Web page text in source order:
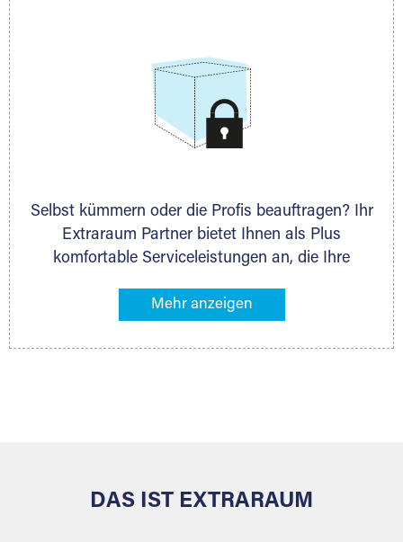
Selbst kümmern oder die Profis beauftragen? Ihr
Extraraum Partner bietet Ihnen als Plus
komfortable Serviceleistungen an, die Ihre
gehören z. B. Verpackungsservice, Lieferung von
Ihr Lagergut wird bei Ihrem Extraraum Partner
DAS IST EXTRARAUM